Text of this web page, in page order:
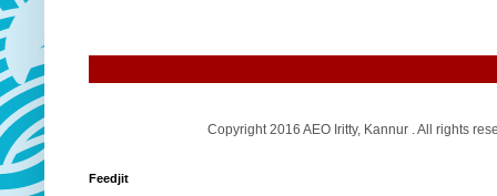
Copyright 2016 AEO Iritty, Kannur . All rights
Feedjit